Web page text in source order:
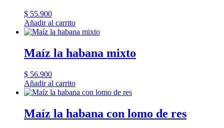
$ 55.900
Añadir al carrito
Maíz la habana mixto
$ 56.900
Añadir al carrito
Maíz la habana con lomo de res